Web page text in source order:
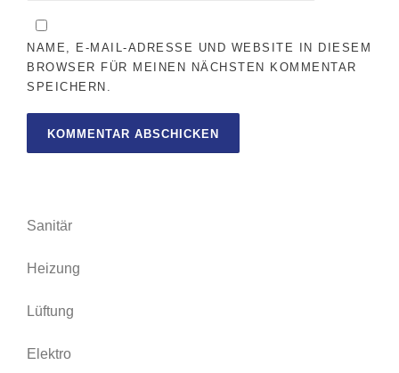
NAME, E-MAIL-ADRESSE UND WEBSITE IN DIESEM
BROWSER FÜR MEINEN NÄCHSTEN KOMMENTAR
SPEICHERN.
Sanitär
Heizung
Lüftung
Elektro